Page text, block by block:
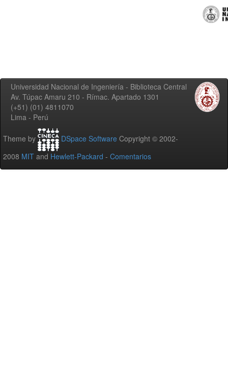
Universidad Nacional de Ingeniería - Biblioteca Central
Av. Túpac Amaru 210 - Rímac. Apartado 1301
(+51) (01) 4811070
Lima - Perú
Theme by DSpace Software Copyright © 2002-
2008 MIT and Hewlett-Packard - Comentarios